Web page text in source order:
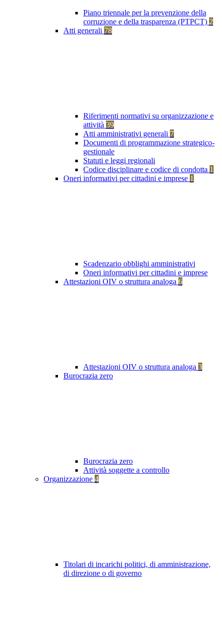
Piano triennale per la prevenzione della
corruzione e della trasparenza (PTPCT) 2
Atti generali 78
Riferimenti normativi su organizzazione e
attività 39
Atti amministrativi generali 7
Documenti di programmazione strategico-
gestionale
Statuti e leggi regionali
Codice disciplinare e codice di condotta 1
Oneri informativi per cittadini e imprese 1
Scadenzario obblighi amministrativi
Oneri informativi per cittadini e imprese
Attestazioni OIV o struttura analoga 6
Attestazioni OIV o struttura analoga 3
Burocrazia zero
Burocrazia zero
Attività soggette a controllo
Organizzazione 4
Titolari di incarichi politici, di amministrazione,
di direzione o di governo